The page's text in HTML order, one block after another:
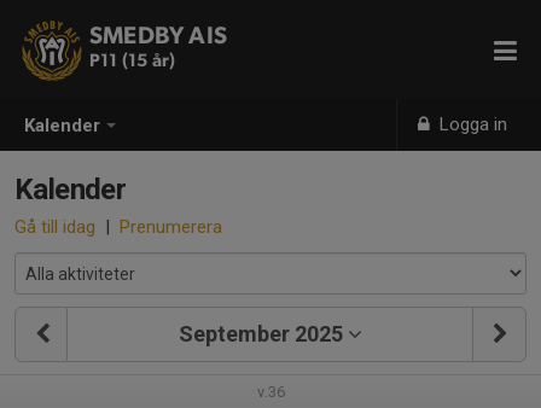
Kalender Logga in
SMEDBY AIS
P11 (15 år)
Kalender
Gå till idag | Prenumerera
September 2025
v.36